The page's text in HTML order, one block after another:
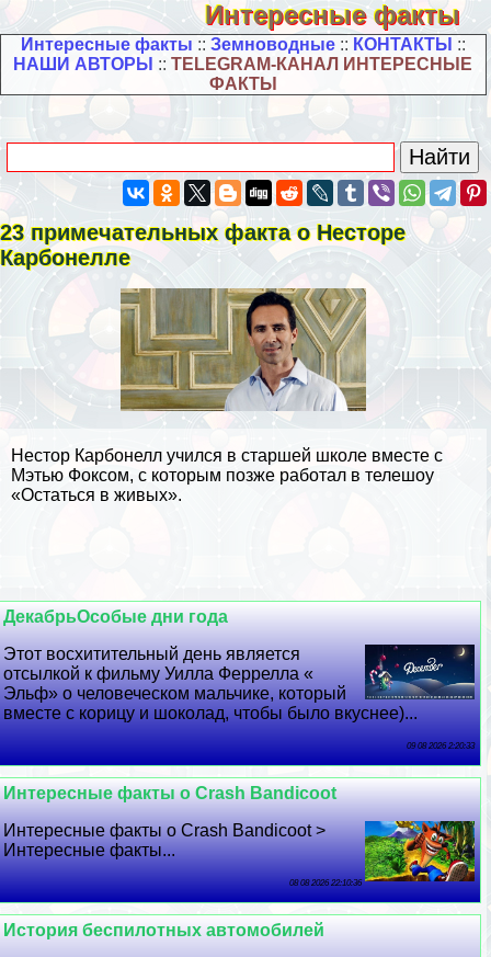
Интересные факты
Интересные факты :: Земноводные:: КОНТАКТЫ ::
НАШИ АВТОРЫ ::TELEGRAM-КАНАЛ ИНТЕРЕСНЫЕ
ФАКТЫ
23 примечательных факта о Несторе
Карбонелле
Нестор Карбонелл учился в старшей школе вместе с
Мэтью Фоксом, с которым позже работал в телешоу
«Остаться в живых».
ДекабрьОсобые дни года
Этот восхитительный день является
отсылкой к фильму Уилла Феррелла «
Эльф» о человеческом мальчике, который
вместе с корицу и шоколад, чтобы было вкуснее)...
09 08 2026 2:20:33
Интересные факты о Crash Bandicoot
Интересные факты о Crash Bandicoot >
Интересные факты...
08 08 2026 22:10:36
История беспилотных автомобилей